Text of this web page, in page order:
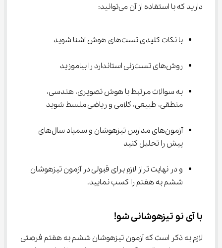
دارید که با استفاده از آن می‌توانید:
با نکات کلیدی تست‌های هوش آشنا ‌شوید
روش‌های تست‌زنی استاندارد را بیاموزید
به سوالات مرتبط با هوش تصویری، هندسی،
منطقی، طبیعی، کلامی و ریاضی ملسط ‌شوید
آزمون‌های مدارس تیزهوشان و سمپاد سال‌های
پیش را تحلیل ‌کنید
و در نهایت تراز لازم برای قبولی در آزمون تیزهوشان
ششم به هفتم را کسب ‌نمایید.
با آی نو تیزهوشانی شو!
لازم به ذکر است که آزمون تیزهوشان ششم به هفتم فرصتی